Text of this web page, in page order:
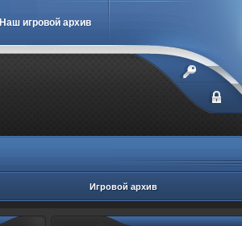
Наш игровой архив
Игровой архив